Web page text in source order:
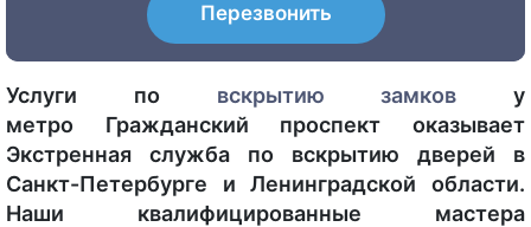
Перезвонить
Услуги по вскрытиюзамков у
метро Гражданский проспект оказывает
Экстренная служба по вскрытию дверей в
Санкт-Петербурге и Ленинградской области.
Наши квалифицированные мастера